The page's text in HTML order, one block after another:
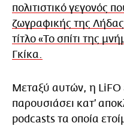
πολιτιστικό γεγονός
ζωγραφικής της
τίτλο «Το σπίτι της
Γκίκα.
Μεταξύ αυτών, η LiFO
παρουσιάσει κατ’
podcasts τα οποία